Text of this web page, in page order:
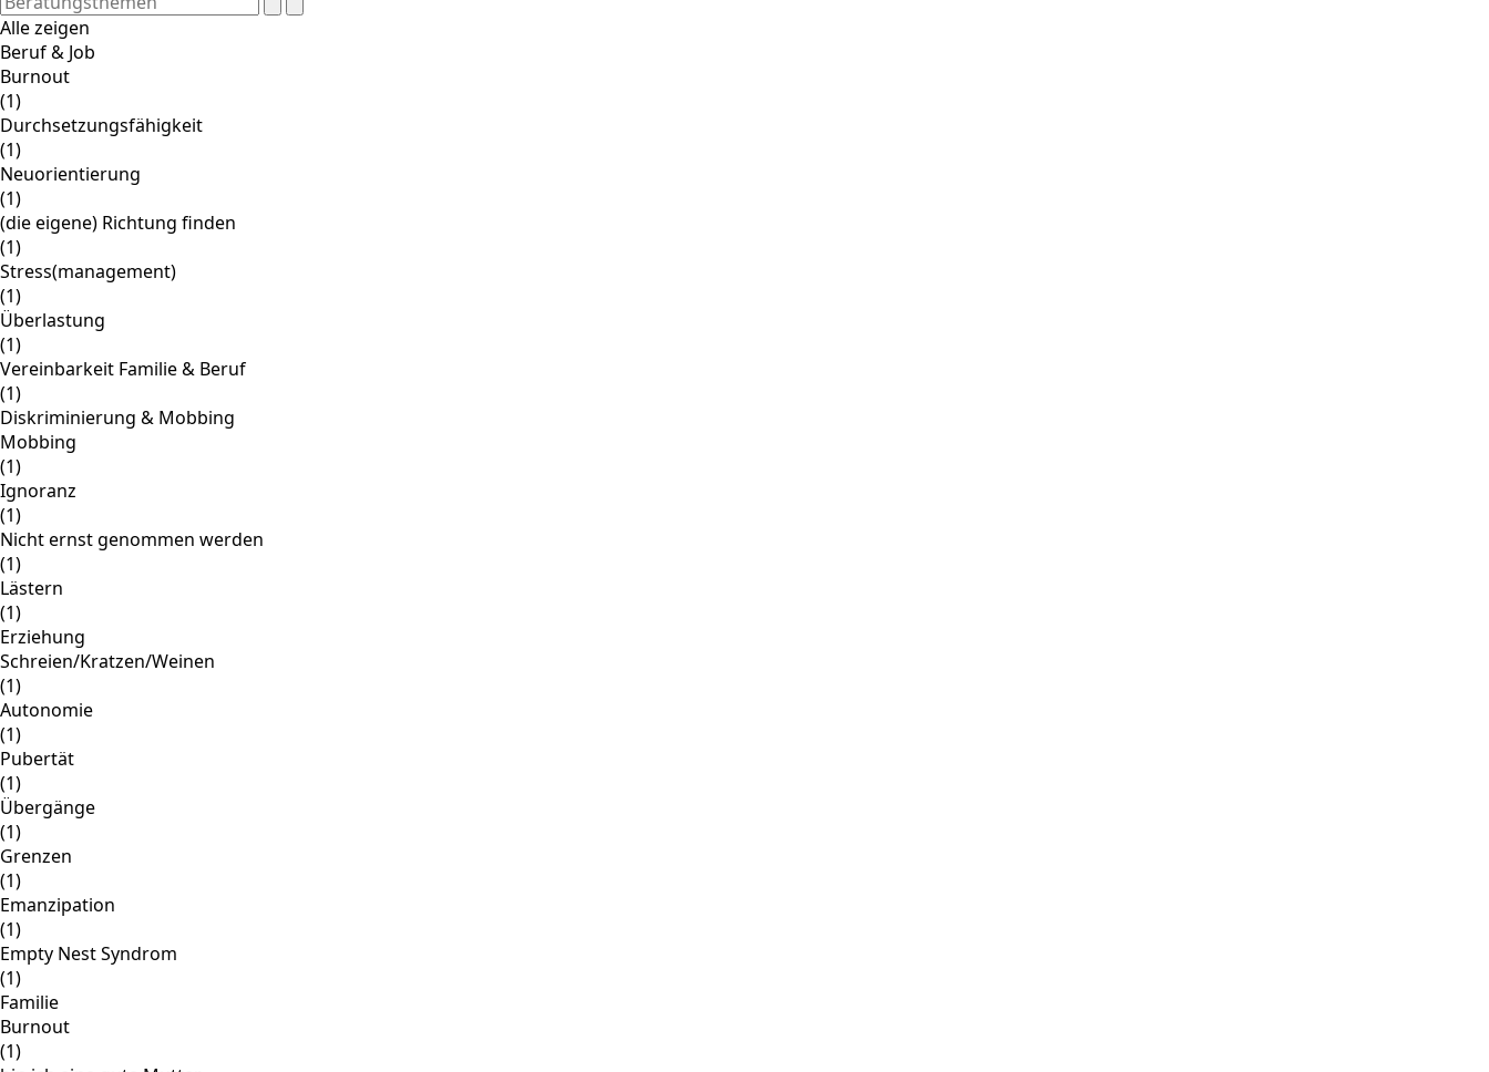
Alle zeigen
Beruf & Job
Burnout
(1)
Durchsetzungsfähigkeit
(1)
Neuorientierung
(1)
(die eigene) Richtung finden
(1)
Stress(management)
(1)
Überlastung
(1)
Vereinbarkeit Familie & Beruf
(1)
Diskriminierung & Mobbing
Mobbing
(1)
Ignoranz
(1)
Nicht ernst genommen werden
(1)
Lästern
(1)
Erziehung
Schreien/Kratzen/Weinen
(1)
Autonomie
(1)
Pubertät
(1)
Übergänge
(1)
Grenzen
(1)
Emanzipation
(1)
Empty Nest Syndrom
(1)
Familie
Burnout
(1)